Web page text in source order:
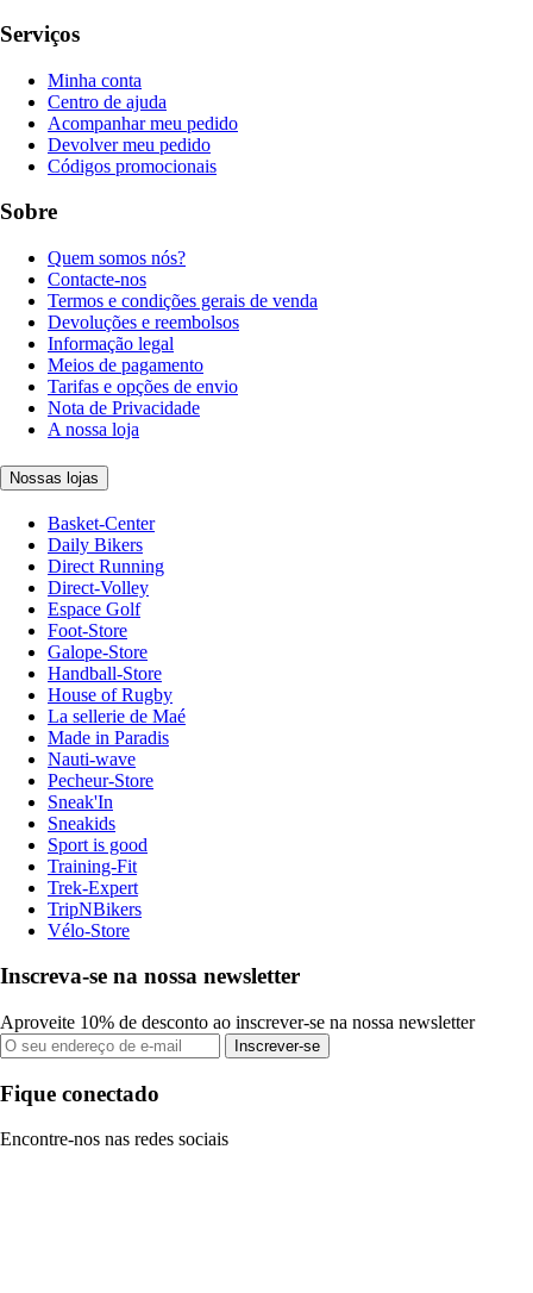
Serviços
Minha conta
Centro de ajuda
Acompanhar meu pedido
Devolver meu pedido
Códigos promocionais
Sobre
Quem somos nós?
Contacte-nos
Termos e condições gerais de venda
Devoluções e reembolsos
Informação legal
Meios de pagamento
Tarifas e opções de envio
Nota de Privacidade
A nossa loja
Nossas lojas
Basket-Center
Daily Bikers
Direct Running
Direct-Volley
Espace Golf
Foot-Store
Galope-Store
Handball-Store
House of Rugby
La sellerie de Maé
Made in Paradis
Nauti-wave
Pecheur-Store
Sneak'In
Sneakids
Sport is good
Training-Fit
Trek-Expert
TripNBikers
Vélo-Store
Inscreva-se na nossa newsletter
Aproveite 10% de desconto ao inscrever-se na nossa newsletter
Inscrever-se
Fique conectado
Encontre-nos nas redes sociais